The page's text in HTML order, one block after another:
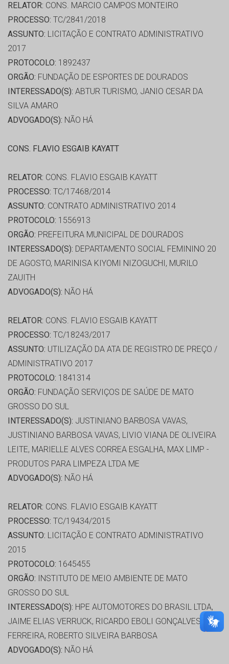
RELATOR: CONS. MARCIO CAMPOS MONTEIRO
PROCESSO: TC/2841/2018
ASSUNTO: LICITAÇÃO E CONTRATO ADMINISTRATIVO
2017
PROTOCOLO: 1892437
ORGÃO: FUNDAÇÃO DE ESPORTES DE DOURADOS
INTERESSADO(S): ABTUR TURISMO, JANIO CESAR DA
SILVA AMARO
ADVOGADO(S): NÃO HÁ
CONS. FLAVIO ESGAIB KAYATT
RELATOR: CONS. FLAVIO ESGAIB KAYATT
PROCESSO: TC/17468/2014
ASSUNTO: CONTRATO ADMINISTRATIVO 2014
PROTOCOLO: 1556913
ORGÃO: PREFEITURA MUNICIPAL DE DOURADOS
INTERESSADO(S): DEPARTAMENTO SOCIAL FEMININO 20
DE AGOSTO, MARINISA KIYOMI NIZOGUCHI, MURILO
ZAUITH
ADVOGADO(S): NÃO HÁ
RELATOR: CONS. FLAVIO ESGAIB KAYATT
PROCESSO: TC/18243/2017
ASSUNTO: UTILIZAÇÃO DA ATA DE REGISTRO DE PREÇO /
ADMINISTRATIVO 2017
PROTOCOLO: 1841314
ORGÃO: FUNDAÇÃO SERVIÇOS DE SAÚDE DE MATO
GROSSO DO SUL
INTERESSADO(S): JUSTINIANO BARBOSA VAVAS,
JUSTINIANO BARBOSA VAVAS, LIVIO VIANA DE OLIVEIRA
LEITE, MARIELLE ALVES CORREA ESGALHA, MAX LIMP -
PRODUTOS PARA LIMPEZA LTDA ME
ADVOGADO(S): NÃO HÁ
RELATOR: CONS. FLAVIO ESGAIB KAYATT
PROCESSO: TC/19434/2015
ASSUNTO: LICITAÇÃO E CONTRATO ADMINISTRATIVO
2015
PROTOCOLO: 1645455
ORGÃO: INSTITUTO DE MEIO AMBIENTE DE MATO
GROSSO DO SUL
INTERESSADO(S): HPE AUTOMOTORES DO BRASIL LTDA,
JAIME ELIAS VERRUCK, RICARDO EBOLI GONÇALVES
FERREIRA, ROBERTO SILVEIRA BARBOSA
ADVOGADO(S): NÃO HÁ